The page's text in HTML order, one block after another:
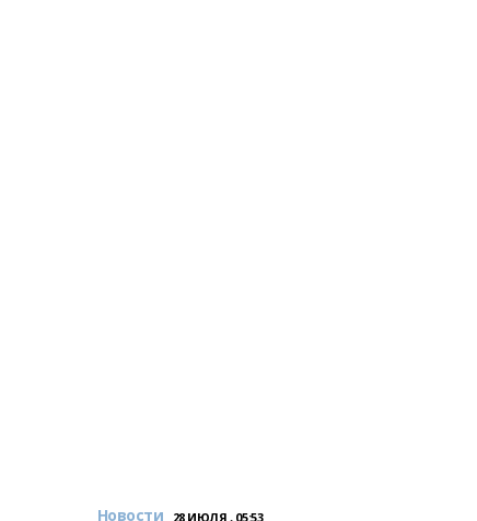
Новости 28 ИЮЛЯ , 05:53